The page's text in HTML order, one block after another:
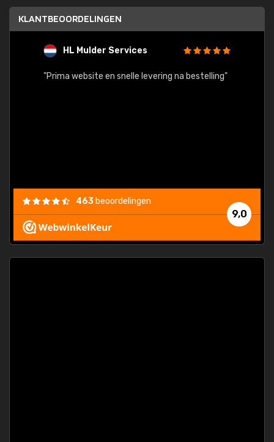
KLANTBEOORDELINGEN
HL Mulder Services
"Prima website en snelle levering na bestelling"
9,0
463 beoordelingen